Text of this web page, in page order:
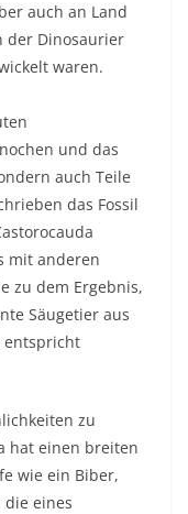
auch an Land
der Dinosaurier
waren.
und das
auch Teile
das Fossil
mit anderen
zu dem Ergebnis,
Säugetier aus
entspricht
zu
hat einen breiten
wie ein Biber,
eines